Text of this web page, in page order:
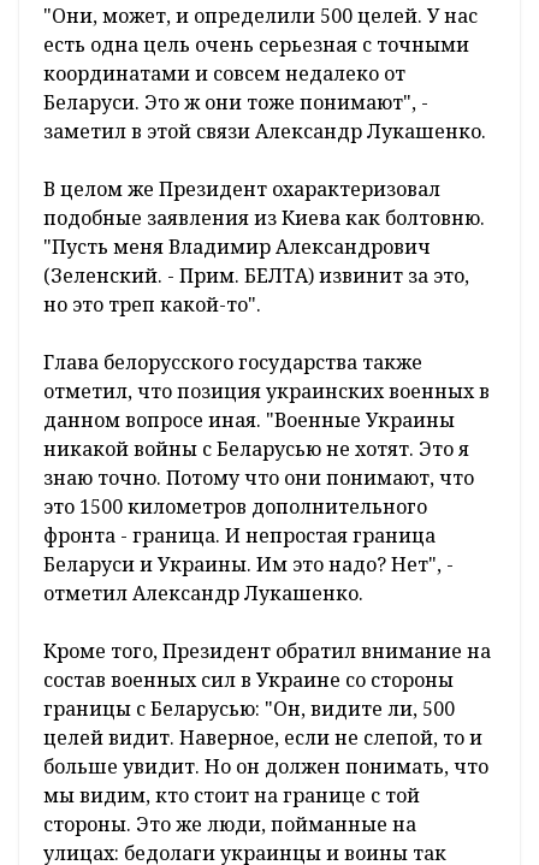
"Они, может, и определили 500 целей. У нас
есть одна цель очень серьезная с точными
координатами и совсем недалеко от
Беларуси. Это ж они тоже понимают", -
заметил в этой связи Александр Лукашенко.
В целом же Президент охарактеризовал
подобные заявления из Киева как болтовню.
"Пусть меня Владимир Александрович
(Зеленский. - Прим. БЕЛТА) извинит за это,
но это треп какой-то".
Глава белорусского государства также
отметил, что позиция украинских военных в
данном вопросе иная. "Военные Украины
никакой войны с Беларусью не хотят. Это я
знаю точно. Потому что они понимают, что
это 1500 километров дополнительного
фронта - граница. И непростая граница
Беларуси и Украины. Им это надо? Нет", -
отметил Александр Лукашенко.
Кроме того, Президент обратил внимание на
состав военных сил в Украине со стороны
границы с Беларусью: "Он, видите ли, 500
целей видит. Наверное, если не слепой, то и
больше увидит. Но он должен понимать, что
мы видим, кто стоит на границе с той
стороны. Это же люди, пойманные на
улицах: бедолаги украинцы и воины так